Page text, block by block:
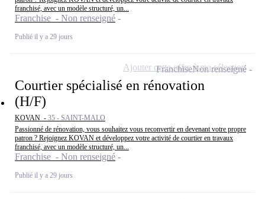
franchisé, avec un modèle structuré, un...
Franchise - Non renseigné
Publié il y a 29 jours
Courtier spécialisé en rénovation
(H/F)
KOVAN - 35 - SAINT-MALO
Passionné de rénovation, vous souhaitez vous reconvertir en devenant votre propre
patron ? Rejoignez KOVAN et développez votre activité de courtier en travaux
franchisé, avec un modèle structuré, un...
Franchise - Non renseigné
Publié il y a 29 jours
FranchiseNon renseigné
Ajouter cette offre à ma sélection